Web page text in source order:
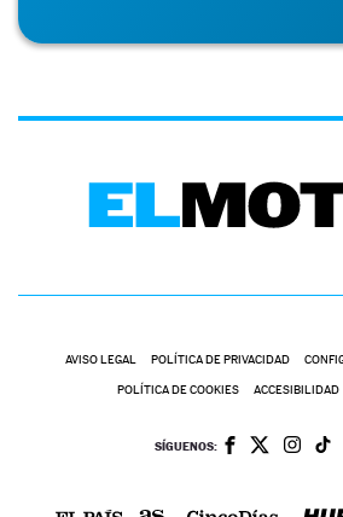
AVISO LEGAL POLÍTICA DE PRIVACIDAD
POLÍTICA DE COOKIES ACCESIBILIDAD
SÍGUENOS: